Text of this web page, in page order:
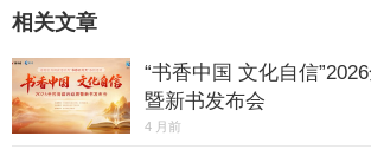
相关文章
“书香中国 文化自信
暨新书发布会
4 月前